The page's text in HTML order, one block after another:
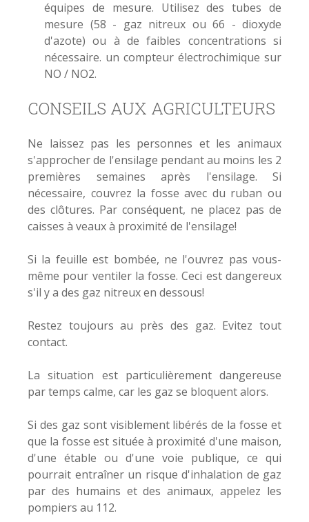
équipes de mesure. Utilisez des tubes de
mesure (58 - gaz nitreux ou 66 - dioxyde
d'azote) ou à de faibles concentrations si
nécessaire. un compteur électrochimique sur
NO / NO2.
CONSEILS AUX AGRICULTEURS
Ne laissez pas les personnes et les animaux
s'approcher de l'ensilage pendant au moins les 2
premières semaines après l'ensilage. Si
nécessaire, couvrez la fosse avec du ruban ou
des clôtures. Par conséquent, ne placez pas de
caisses à veaux à proximité de l'ensilage!
Si la feuille est bombée, ne l'ouvrez pas vous-
même pour ventiler la fosse. Ceci est dangereux
s'il y a des gaz nitreux en dessous!
Restez toujours au près des gaz. Evitez tout
contact.
La situation est particulièrement dangereuse
par temps calme, car les gaz se bloquent alors.
Si des gaz sont visiblement libérés de la fosse et
que la fosse est située à proximité d'une maison,
d'une étable ou d'une voie publique, ce qui
pourrait entraîner un risque d'inhalation de gaz
par des humains et des animaux, appelez les
pompiers au 112.